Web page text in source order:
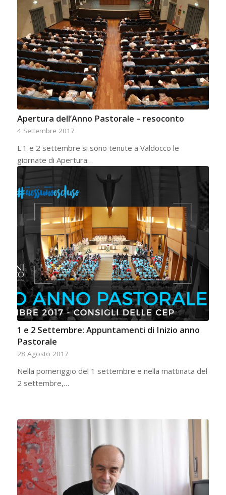
Apertura dell’Anno Pastorale – resoconto
4 Settembre 2017
L'1 e 2 settembre si sono tenute a Valdocco le
giornate di Apertura…
1 e 2 Settembre: Appuntamenti di Inizio anno
Pastorale
28 Agosto 2017
Nella pomeriggio del 1 settembre e nella mattinata del
2 settembre,…